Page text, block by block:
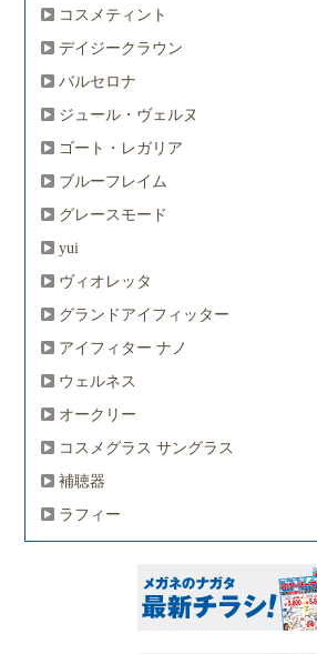
コスメティント
デイジークラウン
バルセロナ
ジュール・ヴェルヌ
ゴート・レガリア
ブルーフレイム
グレースモード
yui
ヴィオレッタ
グランドアイフィッター
アイフィター ナノ
ウェルネス
オークリー
コスメグラス サングラス
補聴器
ラフィー